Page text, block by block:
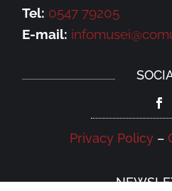
Tel: 0547 79205
E-mail:
Privacy Policy–